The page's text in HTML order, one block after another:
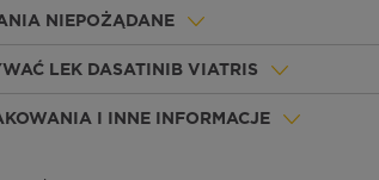
NIEPOŻĄDANE
LEK DASATINIB VIATRIS
I INNE INFORMACJE